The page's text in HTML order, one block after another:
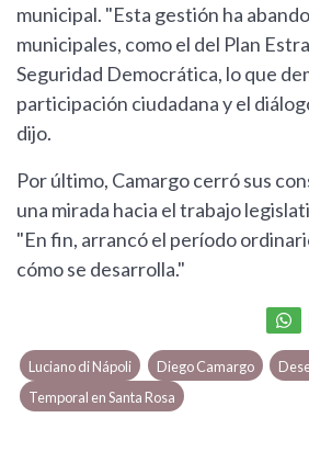
municipal. "Esta gestión ha
municipales, como el del Plan
Seguridad Democrática, lo que
participación ciudadana y el
dijo.
Por último, Camargo cerró sus
una mirada hacia el trabajo
"En fin, arrancó el período
cómo se desarrolla."
Luciano di Nápoli Diego Camargo
Temporal en Santa Rosa